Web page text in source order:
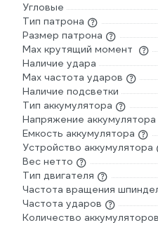
Угловые
Тип патрона
Размер патрона
Max крутящий момент
Наличие удара
Мах частота ударов
Наличие подсветки
Тип аккумулятора
Напряжение аккумулятора
Емкость аккумулятора
Устройство аккумулятора
Вес нетто
Тип двигателя
Частота вращения
Частота ударов
Количество